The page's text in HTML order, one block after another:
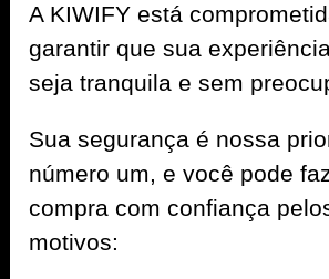
A KIWIFY está
garantir que sua
seja tranquila e sem
Sua segurança é nossa
número um, e você pode
compra com confiança
motivos: